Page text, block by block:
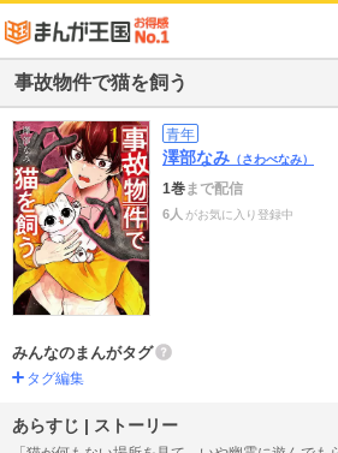
事故物件で猫を飼う
青年
澤部なみ （さわべなみ）
1巻まで配信
6人 がお気に入り登録中
みんなのまんがタグ
タグ編集
あらすじ | ストーリー